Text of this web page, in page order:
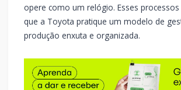
opere como um relógio. Esses
que a Toyota pratique um modelo de
produção enxuta e organizada.